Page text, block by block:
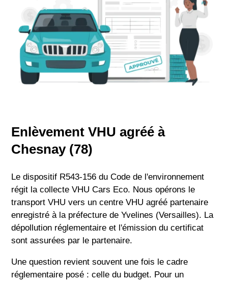
Enlèvement VHU agréé à
Chesnay (78)
Le dispositif R543-156 du Code de l'environnement
régit la collecte VHU Cars Eco. Nous opérons le
transport VHU vers un centre VHU agréé partenaire
enregistré à la préfecture de Yvelines (Versailles). La
dépollution réglementaire et l'émission du certificat
sont assurées par le partenaire.
Une question revient souvent une fois le cadre
réglementaire posé : celle du budget. Pour un